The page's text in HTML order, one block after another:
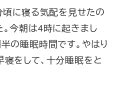
に寝る気配を見せたの
。今朝は4時に起きまし
の睡眠時間です。やはり
寝をして、十分睡眠をと